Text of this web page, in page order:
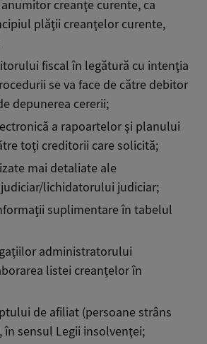
creanţe curente, ca
plăţii creanţelor curente,
fiscal în legătură cu intenţia
se va face de către debitor
depunerea cererii;
a rapoartelor şi planului
toţi creditorii care solicită;
mai detaliate ale
lichidatorului judiciar;
suplimentare în tabelul
administratorului
listei creanţelor în
de afiliat (persoane strâns
în sensul Legii insolvenţei;